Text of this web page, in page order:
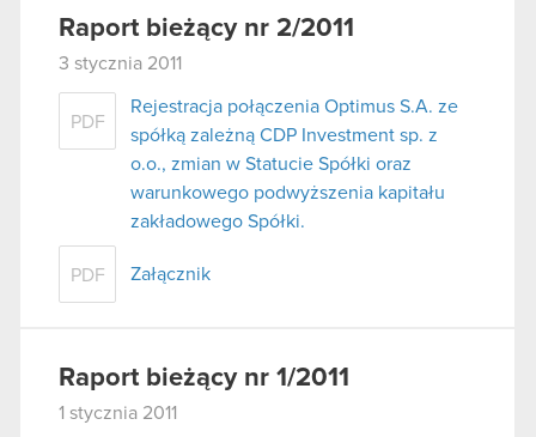
Raport bieżący nr 2/2011
3 stycznia 2011
PDF
Rejestracja połączenia Optimus S.A. ze
spółką zależną CDP Investment sp. z
o.o., zmian w Statucie Spółki oraz
warunkowego podwyższenia kapitału
zakładowego Spółki.
PDF Załącznik
Raport bieżący nr 1/2011
1 stycznia 2011